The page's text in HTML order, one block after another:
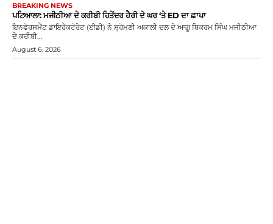
BREAKING NEWS
ਪਟਿਆਲਾ: ਮਜੀਠੀਆ ਦੇ ਕਰੀਬੀ ਹਿਤੇਂਦਰ ਹੈਰੀ ਦੇ ਘਰ ‘ਤੇ ED ਦਾ ਛਾਪਾ
ਇਨਫੋਰਸਮੈਂਟ ਡਾਇਰੈਕਟੋਰੇਟ (ਈਡੀ) ਨੇ ਸ਼੍ਰੋਮਣੀ ਅਕਾਲੀ ਦਲ ਦੇ ਆਗੂ ਬਿਕਰਮ ਸਿੰਘ ਮਜੀਠੀਆ
ਦੇ ਕਰੀਬੀ...
August 6, 2026